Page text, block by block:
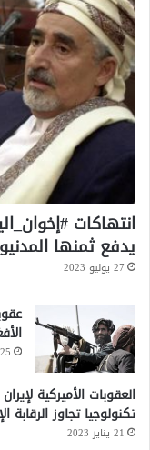
ل
انتهاكات
يدفع ثمنها
27 يوليو 2023
25 يوليو 2023
العقوبات الأميركية
تكنولوجيا تجاوز الرقابة
21 يناير 2023